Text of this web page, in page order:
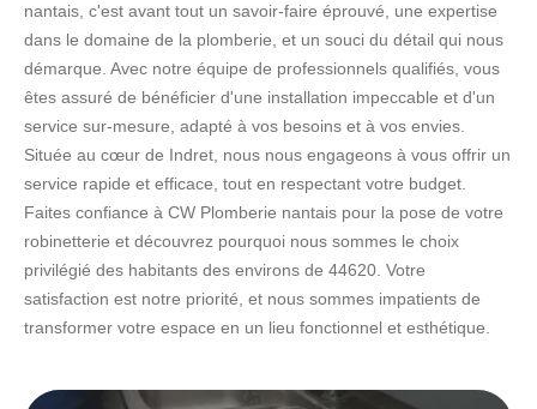
nantais, c'est avant tout un savoir-faire éprouvé, une expertise
dans le domaine de la plomberie, et un souci du détail qui nous
démarque. Avec notre équipe de professionnels qualifiés, vous
êtes assuré de bénéficier d'une installation impeccable et d'un
service sur-mesure, adapté à vos besoins et à vos envies.
Située au cœur de Indret, nous nous engageons à vous offrir un
service rapide et efficace, tout en respectant votre budget.
Faites confiance à CW Plomberie nantais pour la pose de votre
robinetterie et découvrez pourquoi nous sommes le choix
privilégié des habitants des environs de 44620. Votre
satisfaction est notre priorité, et nous sommes impatients de
transformer votre espace en un lieu fonctionnel et esthétique.